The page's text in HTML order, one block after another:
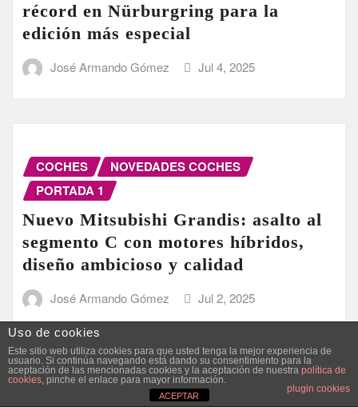
récord en Nürburgring para la
edición más especial
José Armando Gómez Jul 4, 2025
COCHES
NOVEDADES COCHES
PORTADA 1
Nuevo Mitsubishi Grandis: asalto al
segmento C con motores híbridos,
diseño ambicioso y calidad
José Armando Gómez Jul 2, 2025
NOVEDADES COCHES
Uso de cookies
Este sitio web utiliza cookies para que usted tenga la mejor experiencia de
usuario. Si continúa navegando está dando su consentimiento para la
aceptación de las mencionadas cookies y la aceptación de nuestra política de
cookies, pinche el enlace para mayor información.
plugin cookies
ACEPTAR